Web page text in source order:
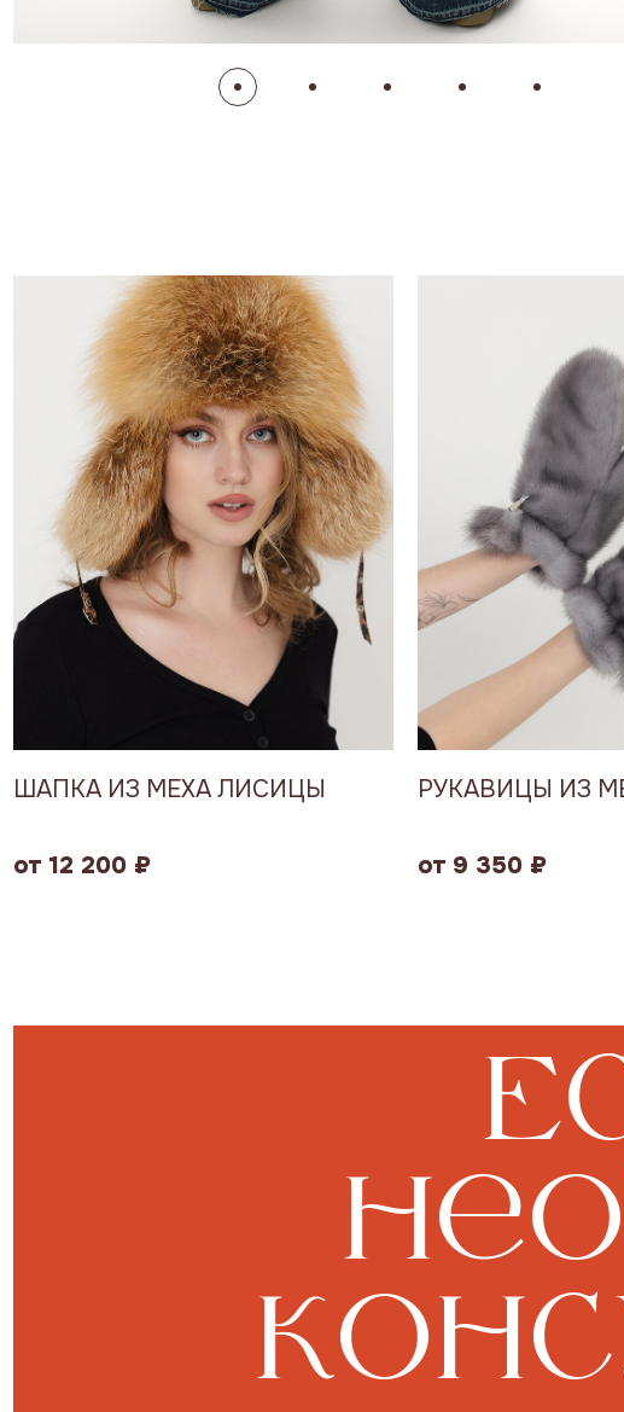
ШАПКА ИЗ МЕХА ЛИСИЦЫ
от 12 200 ₽
РУКАВИЦЫ ИЗ
от 9 350 ₽